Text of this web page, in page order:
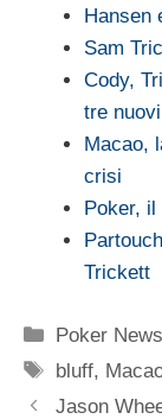
Hansen
Sam
Cody,
tre
Macao,
crisi
Poker, il
Trickett
Categorie
Poker News
Tag
bluff,
Jason